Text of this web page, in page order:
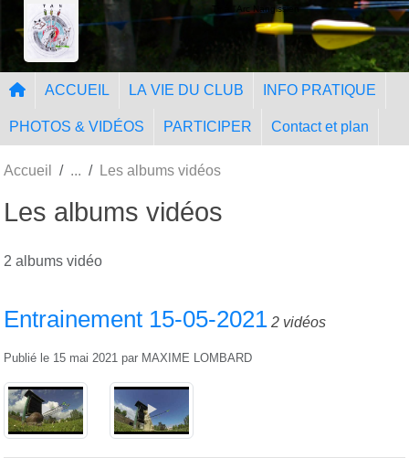
Tir à l'Arc Nangissien
ACCUEIL LA VIE DU CLUB INFO PRATIQUE
PHOTOS & VIDÉOS PARTICIPER Contact et plan
Accueil Les albums vidéos
Les albums vidéos
2 albums vidéo
Entrainement 15-05-2021 2 vidéos
Publié le 15 mai 2021 par MAXIME LOMBARD
Panneau de gestion des cookies